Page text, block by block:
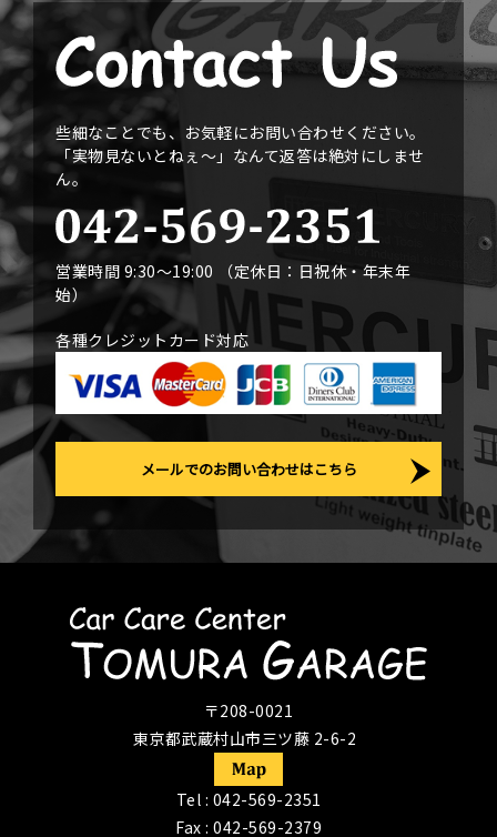
些細なことでも、お気軽にお問い合わせください。
「実物見ないとねぇ〜」なんて返答は絶対にしませ
ん。
営業時間 9:30〜19:00 （定休日：日祝休・年末年
始）
各種クレジットカード対応
メールでのお問い合わせはこちら
〒208-0021
東京都武蔵村山市三ツ藤 2-6-2
Tel : 042-569-2351
Fax : 042-569-2379